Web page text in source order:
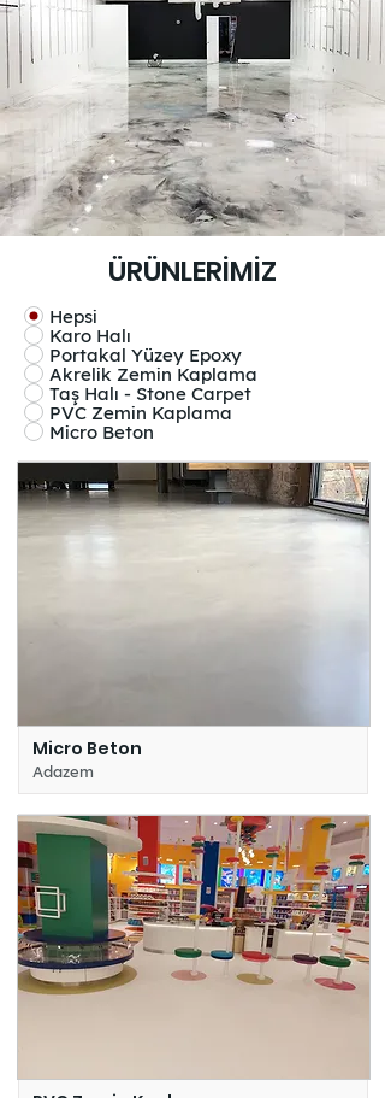
ÜRÜNLERİMİZ
Hepsi
Karo Halı
Portakal Yüzey Epoxy
Akrelik Zemin Kaplama
Taş Halı - Stone Carpet
PVC Zemin Kaplama
Micro Beton
Micro Beton
Adazem